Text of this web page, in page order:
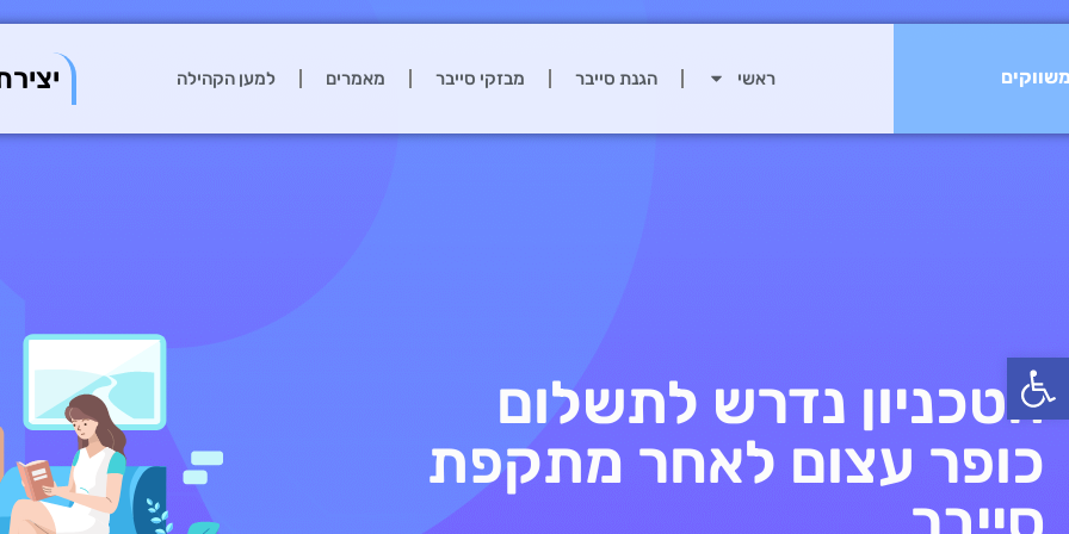
פתח סרגל נגישות
ראשי הגנת סייבר מבזקי סייבר מאמרים למען הקהילה
הטכניון נדרש לתשלום
כופר עצום לאחר מתקפת